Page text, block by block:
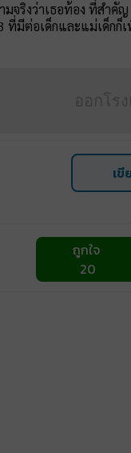
จริงว่าเธอท้อง ที่สำคั
ที่มีต่อเด็กและแม่เด็ก
เ
ถูกใจ
20